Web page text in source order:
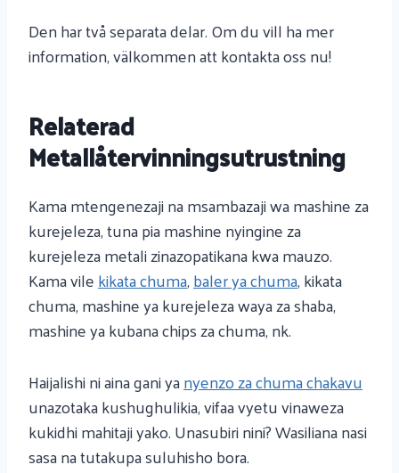
Den har två separata delar. Om du vill ha mer
information, välkommen att kontakta oss nu!
Relaterad
Metallåtervinningsutrustning
Kama mtengenezaji na msambazaji wa mashine za
kurejeleza, tuna pia mashine nyingine za
kurejeleza metali zinazopatikana kwa mauzo.
Kama vilekikata chuma,baler ya chuma, kikata
chuma, mashine ya kurejeleza waya za shaba,
mashine ya kubana chips za chuma, nk.
Haijalishi ni aina gani yanyenzo za chuma chakavu
unazotaka kushughulikia, vifaa vyetu vinaweza
kukidhi mahitaji yako. Unasubiri nini? Wasiliana nasi
sasa na tutakupa suluhisho bora.